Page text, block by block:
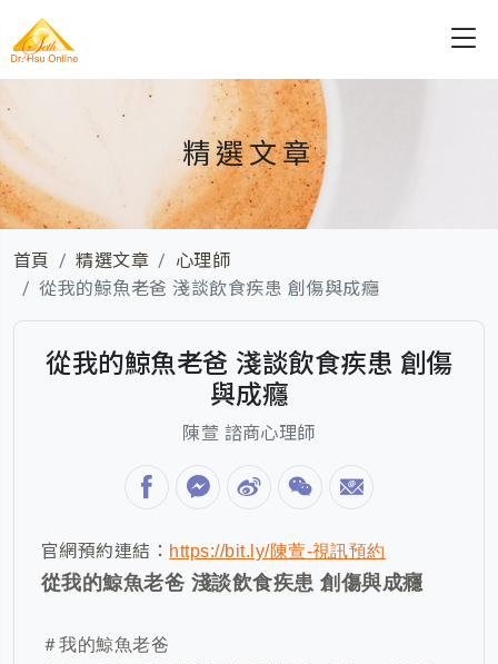
精選文章
首頁 精選文章
心理師
從我的鯨魚老爸 淺談飲食疾患 創傷與成癮
從我的鯨魚老爸 淺談飲食疾患 創傷
與成癮
陳萱 諮商心理師
官網預約連結： https://bit.ly/陳萱-視訊預約
從我的鯨魚老爸 淺談飲食疾患 創傷與成癮
＃我的鯨魚老爸